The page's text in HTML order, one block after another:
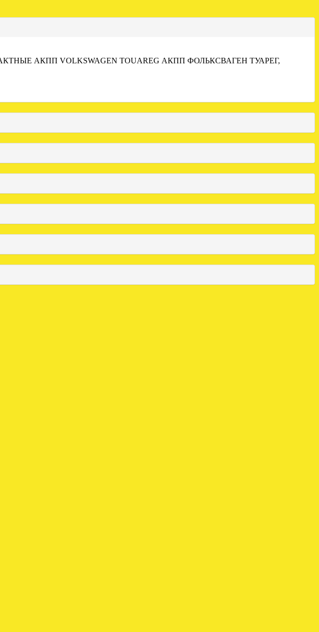
АКПП VOLKSWAGEN TOUAREG АКПП ФОЛЬКСВАГЕН ТУАРЕГ,